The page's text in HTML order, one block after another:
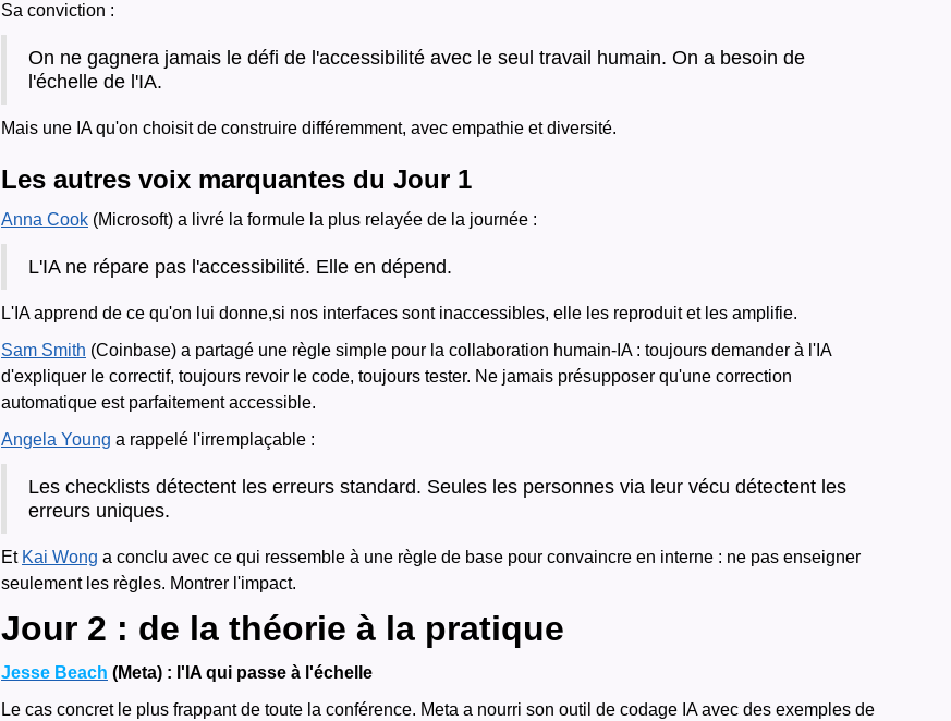
Sa conviction :
On ne gagnera jamais le défi de l'accessibilité avec le seul travail humain. On a besoin de
l'échelle de l'IA.
Mais une IA qu'on choisit de construire différemment, avec empathie et diversité.
Les autres voix marquantes du Jour 1
Anna Cook (Microsoft) a livré la formule la plus relayée de la journée :
L'IA ne répare pas l'accessibilité. Elle en dépend.
L'IA apprend de ce qu'on lui donne,si nos interfaces sont inaccessibles, elle les reproduit et les amplifie.
Sam Smith (Coinbase) a partagé une règle simple pour la collaboration humain-IA : toujours demander à l'IA
d'expliquer le correctif, toujours revoir le code, toujours tester. Ne jamais présupposer qu'une correction
automatique est parfaitement accessible.
Angela Young a rappelé l'irremplaçable :
Les checklists détectent les erreurs standard. Seules les personnes via leur vécu détectent les
erreurs uniques.
Et Kai Wong a conclu avec ce qui ressemble à une règle de base pour convaincre en interne : ne pas enseigner
seulement les règles. Montrer l'impact.
Jour 2 : de la théorie à la pratique
Jesse Beach (Meta) : l'IA qui passe à l'échelle
Le cas concret le plus frappant de toute la conférence. Meta a nourri son outil de codage IA avec des exemples de